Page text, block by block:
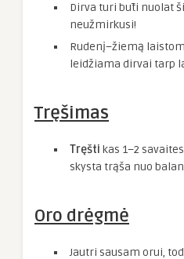
Dirva turi būti nuolat
neužmirkusi!
Rudenį–žiemą
leidžiama dirvai tarp
Tręšimas
Tręšti kas 1–2
skysta trąša nuo
Oro drėgmė
Jautri sausam orui,